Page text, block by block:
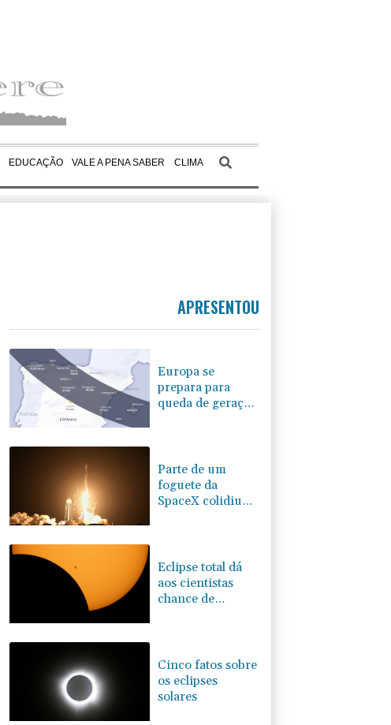
EDUCAÇÃO VALE A PENA SABER CLIMA
APRESENTOU
Europa se
prepara para
queda de geração
Parte de um
foguete da
SpaceX colidiu
Eclipse total dá
aos cientistas
chance de
Cinco fatos sobre
os eclipses
solares